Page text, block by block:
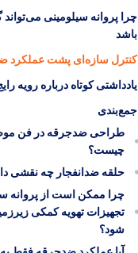
چرا پروانه سیلومینی می‌تواند
باشد
کنترل سازه‌ای پشت عملکرد
یادداشتی کوتاه درباره رویه
جمع‌بندی
طراحی ضدجرقه در فن
چیست؟
حلقه ضدانفجار چه نقشی
چرا ممکن است از پروانه
تجهیزات تهویه کمکی
شود؟